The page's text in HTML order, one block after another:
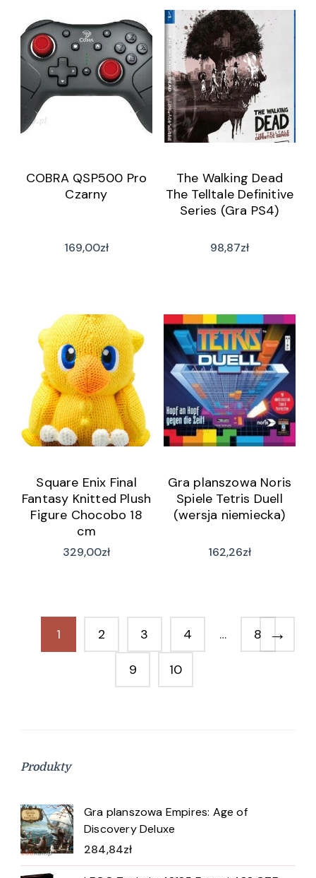
COBRA QSP500 Pro
Czarny
169,00zł
The Walking Dead
The Telltale Definitive
Series (Gra PS4)
98,87zł
Square Enix Final
Fantasy Knitted Plush
Figure Chocobo 18
cm
329,00zł
Gra planszowa Noris
Spiele Tetris Duell
(wersja niemiecka)
162,26zł
1 2 3 4 … 8
9 10
→
Produkty
Gra planszowa Empires: Age of
Discovery Deluxe
284,84zł